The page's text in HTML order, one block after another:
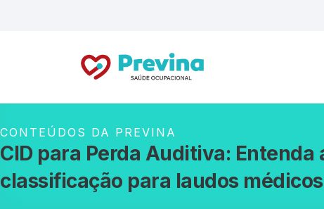
CONTEÚDOS DA PREVINA
CID para Perda Auditiva:
classificação para laudos